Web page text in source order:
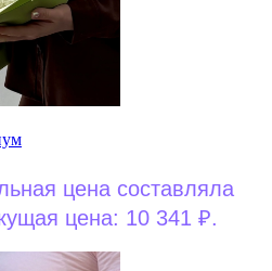
цена составляла
цена: 10 341 ₽.